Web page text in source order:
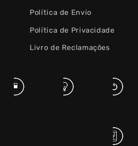
Política de Envio
Política de Privacidade
Livro de Reclamações